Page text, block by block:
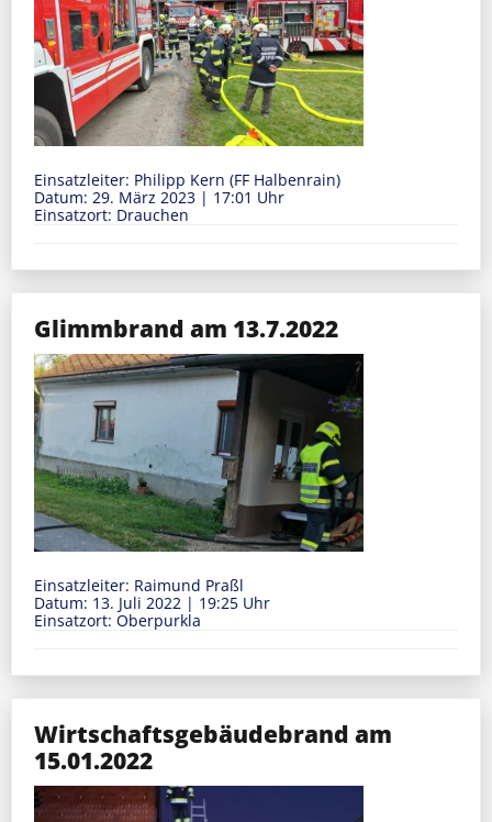
Einsatzleiter: Philipp Kern (FF Halbenrain)
Datum: 29. März 2023 | 17:01 Uhr
Einsatzort: Drauchen
Glimmbrand am 13.7.2022
Einsatzleiter: Raimund Praßl
Datum: 13. Juli 2022 | 19:25 Uhr
Einsatzort: Oberpurkla
Wirtschaftsgebäudebrand am
15.01.2022